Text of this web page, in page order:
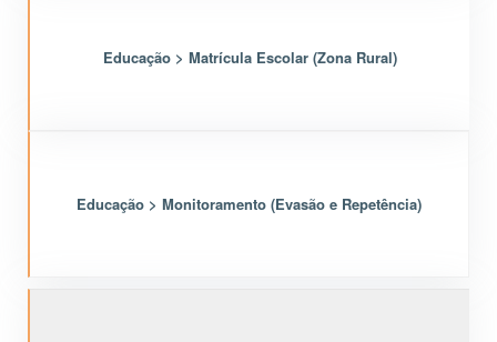
Educação > Matrícula Escolar (Zona Rural)
Educação > Monitoramento (Evasão e Repetência)